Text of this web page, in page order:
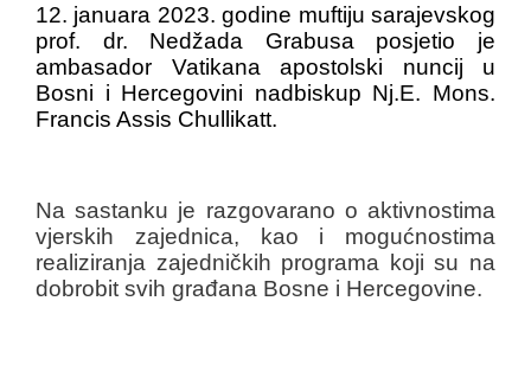
12. januara 2023. godine muftiju sarajevskog
prof. dr. Nedžada Grabusa posjetio je
ambasador Vatikana apostolski nuncij u
Bosni i Hercegovini nadbiskup Nj.E. Mons.
Francis Assis Chullikatt.
Na sastanku je razgovarano o aktivnostima
vjerskih zajednica, kao i mogućnostima
realiziranja zajedničkih programa koji su na
dobrobit svih građana Bosne i Hercegovine.